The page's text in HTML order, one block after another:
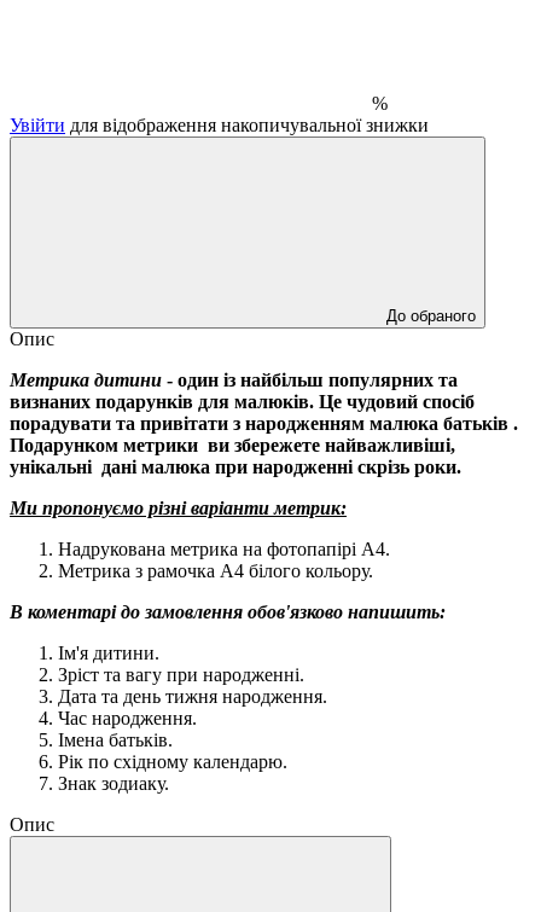
%
Увійти для відображення накопичувальної знижки
До обраного
Опис
Метрика дитини - один із найбільш популярних та
визнаних подарунків для малюків. Це чудовий спосіб
порадувати та привітати з народженням малюка батьків .
Подарунком метрики ви збережете найважливіші,
унікальні дані малюка при народженні скрізь роки.
Ми пропонуємо різні варіанти метрик:
Надрукована метрика на фотопапірі А4.
Метрика з рамочка А4 білого кольору.
В коментарі до замовлення обов'язково напишить:
Ім'я дитини.
Зріст та вагу при народженні.
Дата та день тижня народження.
Час народження.
Імена батьків.
Рік по східному календарю.
Знак зодиаку.
Опис